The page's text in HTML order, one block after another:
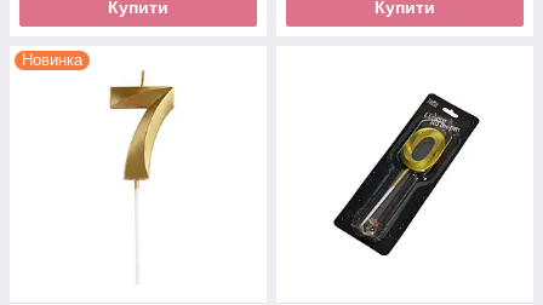
Купити Купити
Новинка